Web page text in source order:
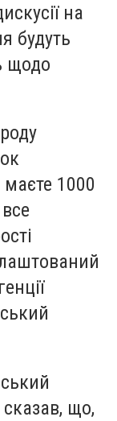
на
будуть
щодо
1000
що,